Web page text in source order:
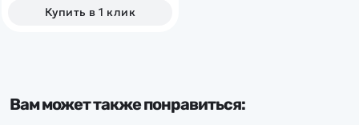
Купить в 1 клик
Вам может также понравиться: